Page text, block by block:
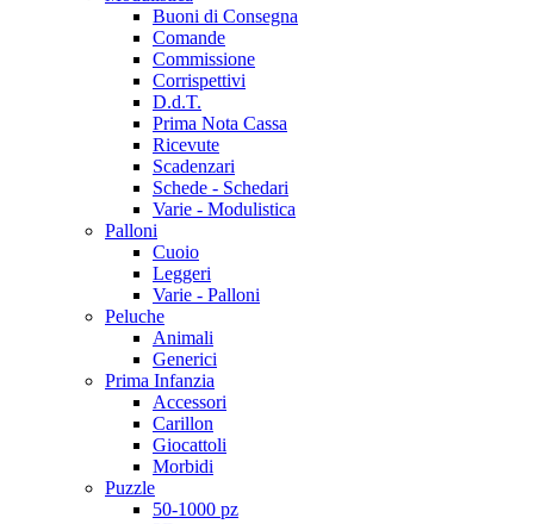
Buoni di Consegna
Comande
Commissione
Corrispettivi
D.d.T.
Prima Nota Cassa
Ricevute
Scadenzari
Schede - Schedari
Varie - Modulistica
Palloni
Cuoio
Leggeri
Varie - Palloni
Peluche
Animali
Generici
Prima Infanzia
Accessori
Carillon
Giocattoli
Morbidi
Puzzle
50-1000 pz